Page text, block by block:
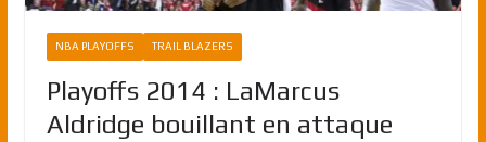
NBA PLAYOFFS TRAIL BLAZERS
Playoffs 2014 : LaMarcus
Aldridge bouillant en attaque